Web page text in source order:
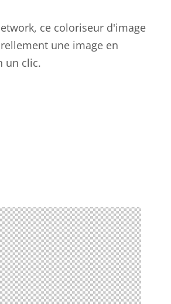
ce coloriseur d'image
une image en
un clic.